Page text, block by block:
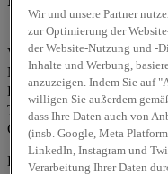
Frau Herr
Divers
Vorname *
Nachname *
E-Mail-Adresse *
Telefonnummer *
Captcha
Die von Ihnen
Wir und unsere Partner
zur Optimierung der
der Website-Nutzung und -
Inhalte und Werbung,
anzuzeigen. Indem Sie auf
willigen Sie außerdem
dass Ihre Daten auch von
(insb. Google, Meta
LinkedIn, Instagram und
Verarbeitung Ihrer Daten